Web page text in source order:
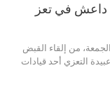
داعش في تعز
الجمعة، من إلقاء القبض
التعزي أحد قيادات